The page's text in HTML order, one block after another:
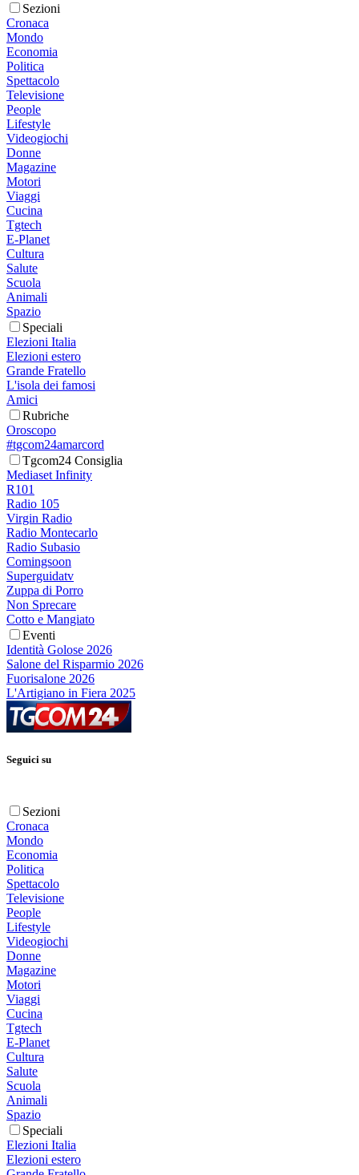
Sezioni
Cronaca
Mondo
Economia
Politica
Spettacolo
Televisione
People
Lifestyle
Videogiochi
Donne
Magazine
Motori
Viaggi
Cucina
Tgtech
E-Planet
Cultura
Salute
Scuola
Animali
Spazio
Speciali
Elezioni Italia
Elezioni estero
Grande Fratello
L'isola dei famosi
Amici
Rubriche
Oroscopo
#tgcom24amarcord
Tgcom24 Consiglia
Mediaset Infinity
R101
Radio 105
Virgin Radio
Radio Montecarlo
Radio Subasio
Comingsoon
Superguidatv
Zuppa di Porro
Non Sprecare
Cotto e Mangiato
Eventi
Identità Golose 2026
Salone del Risparmio 2026
Fuorisalone 2026
L'Artigiano in Fiera 2025
Seguici su
Sezioni
Cronaca
Mondo
Economia
Politica
Spettacolo
Televisione
People
Lifestyle
Videogiochi
Donne
Magazine
Motori
Viaggi
Cucina
Tgtech
E-Planet
Cultura
Salute
Scuola
Animali
Spazio
Speciali
Elezioni Italia
Elezioni estero